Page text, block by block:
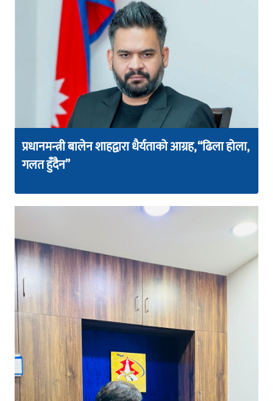
प्रधानमन्त्री बालेन शाहद्वारा धैर्यताको आग्रह, “ढिला होला,
गलत हुँदैन”